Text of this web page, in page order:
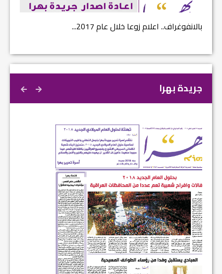
بالانفوغراف.. اعلام زوعا خلال عام 2017...
جريدة بهرا